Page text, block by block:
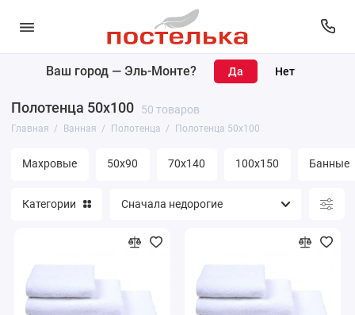
Ваш город — Эль-Монте?
Полотенца 50х100 50 товаров
Главная Ванная Полотенца Полотенца 50х100
Махровые 50х90 70х140 100х150 Банные
Полотенца
Банные принадлежности
Категории